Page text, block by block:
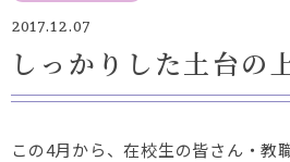
Instagram Facebook
2017.12.07
しっかりした土台の
この4月から、在校生の皆さん・教